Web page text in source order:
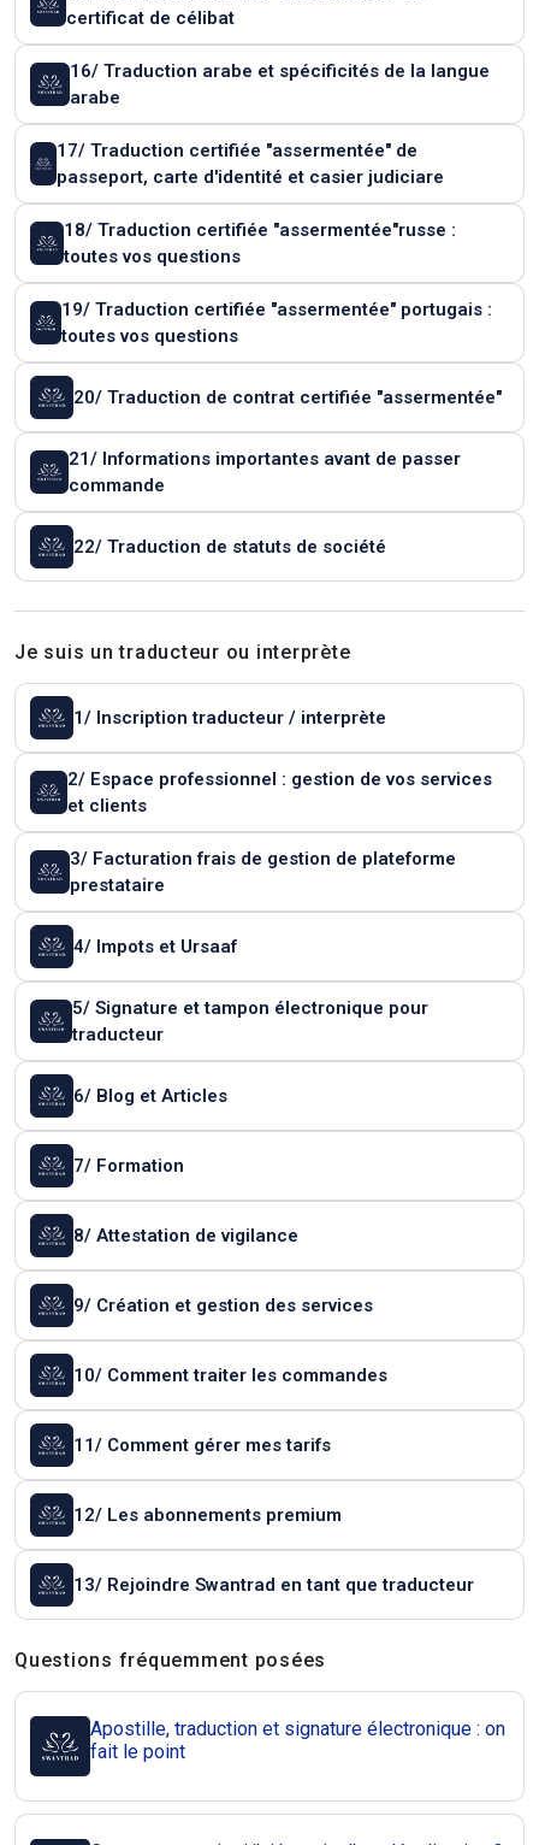
certificat de célibat
16/ Traduction arabe et spécificités de la langue
arabe
17/ Traduction certifiée "assermentée" de
passeport, carte d'identité et casier judiciare
18/ Traduction certifiée "assermentée"russe :
toutes vos questions
19/ Traduction certifiée "assermentée" portugais :
toutes vos questions
20/ Traduction de contrat certifiée "assermentée"
21/ Informations importantes avant de passer
commande
22/ Traduction de statuts de société
Je suis un traducteur ou interprète
1/ Inscription traducteur / interprète
2/ Espace professionnel : gestion de vos services
et clients
3/ Facturation frais de gestion de plateforme
prestataire
4/ Impots et Ursaaf
5/ Signature et tampon électronique pour
traducteur
6/ Blog et Articles
7/ Formation
8/ Attestation de vigilance
9/ Création et gestion des services
10/ Comment traiter les commandes
11/ Comment gérer mes tarifs
12/ Les abonnements premium
13/ Rejoindre Swantrad en tant que traducteur
Questions et réponses
Questions fréquemment posées
Apostille, traduction et signature électronique : on
fait le point